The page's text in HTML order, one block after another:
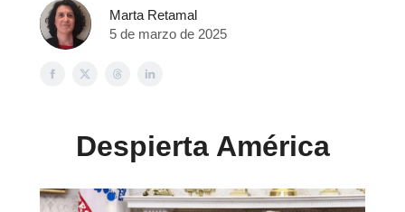
Marta Retamal
5 de marzo de 2025
Despierta América